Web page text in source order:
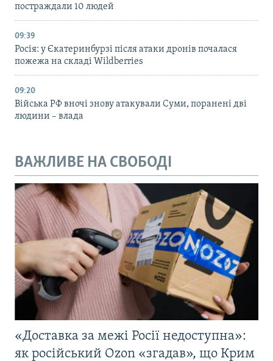
постраждали 10 людей
09:39
Росія: у Єкатеринбурзі після атаки дронів почалася
пожежа на складі Wildberries
09:20
Війська РФ вночі знову атакували Суми, поранені дві
людини – влада
ВАЖЛИВЕ НА СВОБОДІ
«Доставка за межі Росії недоступна»:
як російський Ozon «згадав», що Крим